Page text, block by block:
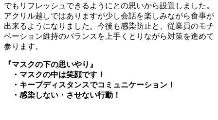
でもリフレッシュできるようにとの思いから設置しました。
アクリル越しではありますが少し会話を楽しみながら食事が
出来るようになりました。今後も感染防止と、従業員のモチ
ベーション維持のバランスを上手くとりながら対策を進めて
参ります。
『マスクの下の思いやり』
・マスクの中は笑顔です！
・キープディスタンスでコミュニケーション！
・感染しない・させない行動！